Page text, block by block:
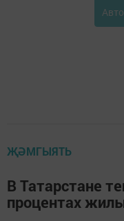
ҖӘМГЫЯТЬ
В Татарстане
процентах